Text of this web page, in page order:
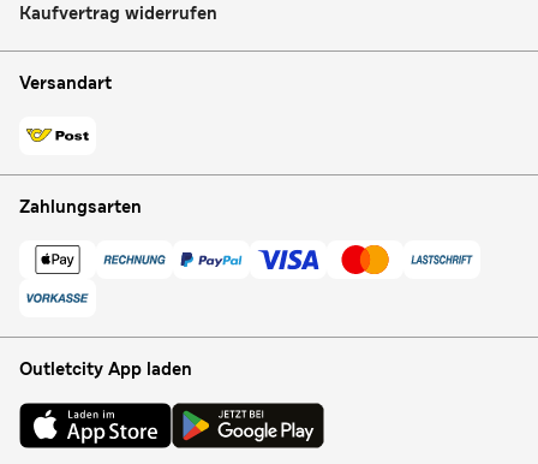
Kaufvertrag widerrufen
Versandart
Zahlungsarten
Outletcity App laden